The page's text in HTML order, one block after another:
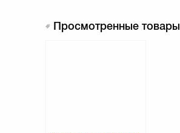
Просмотренные товары